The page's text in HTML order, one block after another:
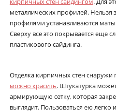
металлических профилей.
профилями устанавливаются
Сверху все это покрывается еще
пластикового сайдинга.
Отделка кирпичных стен
можно красить. Штукатурка
армирующую сетку, которая
выглядит. Пользоваться ею